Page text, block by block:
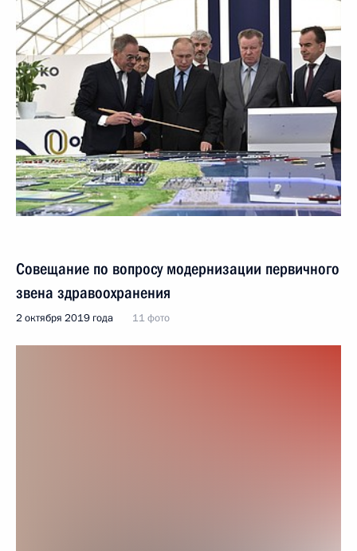
Совещание по вопросу модернизации первичного
звена здравоохранения
2 октября 2019 года 11 фото